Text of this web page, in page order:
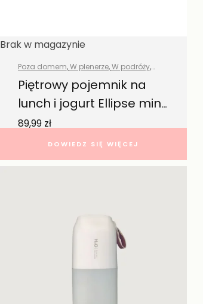
Brak w magazynie
Poza domem,W plenerze,W podróży,
Wszystkie produkty
Piętrowy pojemnik na
lunch i jogurt Ellipse mini
89,99 zł
DOWIEDZ SIĘ WIĘCEJ